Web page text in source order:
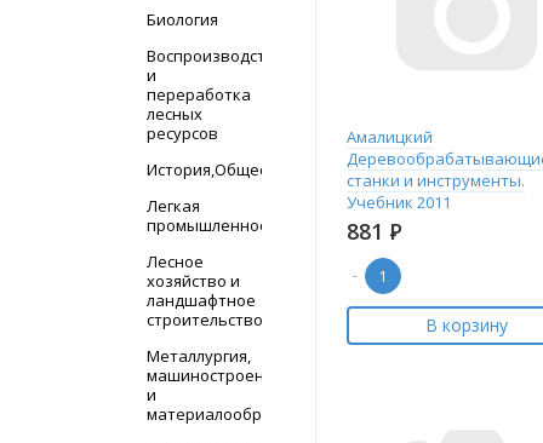
Биология
Воспроизводство
и
переработка
лесных
ресурсов
История,Обществознание
Легкая
промышленность
Лесное
хозяйство и
ландшафтное
строительство
Металлургия,
машиностроение
и
материалообработка
Амалицкий
станки и инструменты.
Учебник 2011
881 Р
-
В корзину